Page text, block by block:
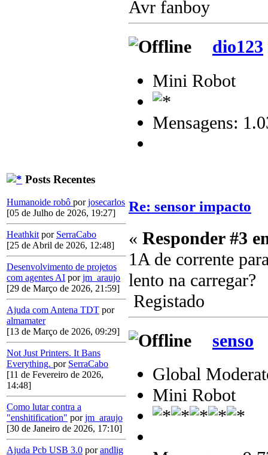
Posts Recentes
Humanoide robô porjosecarlos
[05 de Julho de 2026, 19:27]
Heathkit por SerraCabo
[25 de Abril de 2026, 12:48]
Desenvolvimento de projetos
com agentes AI porjm_araujo
[29 de Março de 2026, 21:59]
Ajuda com Antena TDT por
almamater
[13 de Março de 2026, 09:29]
Not Just Printers. It Bans
Everything. por SerraCabo
[11 de Fevereiro de 2026,
14:48]
Como lutar contra a
"enshitification" porjm_araujo
[30 de Janeiro de 2026, 17:10]
Ajuda Pcb USB 3.0 porandlig
Avr fanboy
dio123
Mini Robot
Mensagens:
Re: sensor impacto
« Responder #3
1A de corrente
lento na carregar?
Registado
senso
Global
Mini Robot